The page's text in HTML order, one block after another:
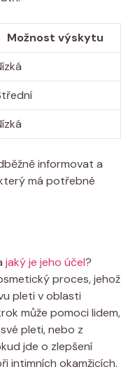
Možnost výskytu
informovat a
má potřebné
jaký je jeho účel?
proces, jehož
pleti v oblasti
může pomoci lidem,
pleti, nebo z
jde o zlepšení
intimních okamžicích.